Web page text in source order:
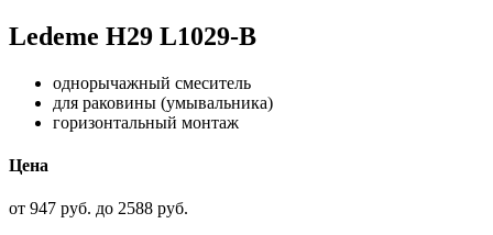
Ledeme H29 L1029-B
однорычажный смеситель
для раковины (умывальника)
горизонтальный монтаж
Цена
от 947 руб. до 2588 руб.